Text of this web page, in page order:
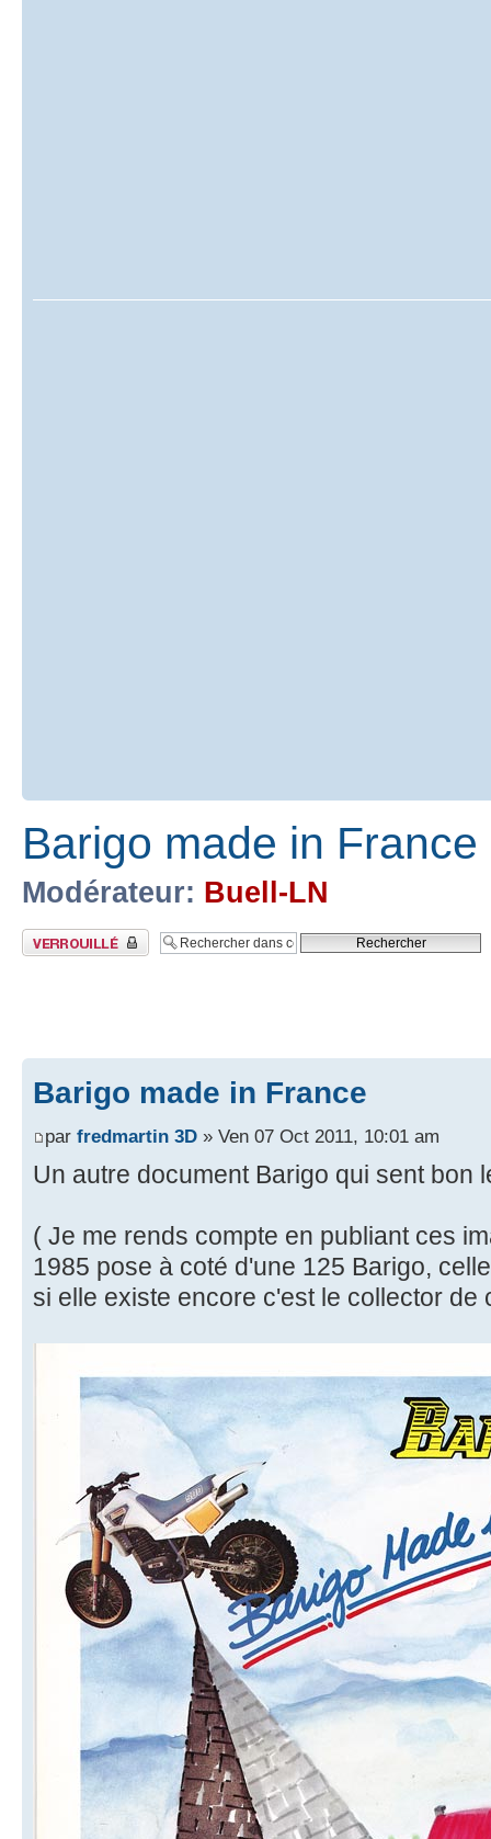
Barigo made in France
Modérateur: Buell-LN
Sujet verrouillé
Barigo made in France
par fredmartin 3D » Ven 07 Oct 2011, 10:01 am
Un autre document Barigo qui sent bon
( Je me rends compte en publiant ces
1985 pose à coté d'une 125 Barigo,
si elle existe encore c'est le collector de